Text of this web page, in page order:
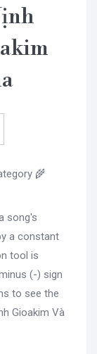
🌾
song's
a constant
tool is
(-) sign
to see the
Gioakim Và